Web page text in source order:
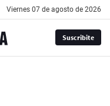
viernes 07 de agosto de 2026
Suscribite